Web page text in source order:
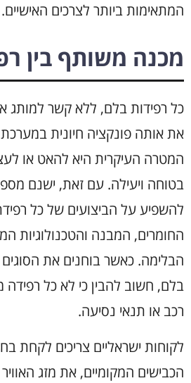
המתאימות ביותר לצרכים האישיים.
מכנה משותף בין
כל רפידות בלם, ללא קשר למותג
את אותה פונקציה חיונית
המטרה העיקרית היא להאט או
בטוחה ויעילה. עם זאת, ישנם
להשפיע על הביצועים של כל
החומרים, המבנה והטכנולוגיות
הבלימה. כאשר בוחנים את
בלם, חשוב להבין כי לא כל
רכב או תנאי נסיעה.
לקוחות ישראליים צריכים לקחת
הכבישים המקומיים, את מזג